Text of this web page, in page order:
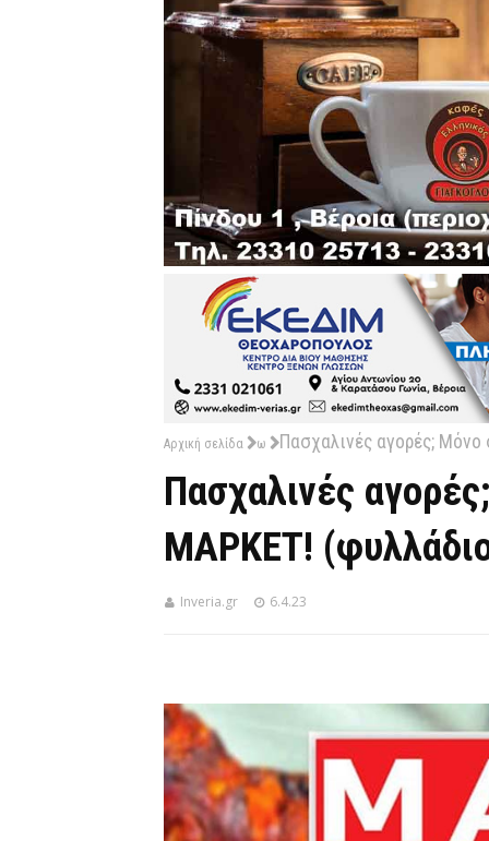
Αρχική σελίδα ω Πασχαλινές αγορές;
Πασχαλινές
ΜΑΡΚΕΤ!
Inveria.gr 6.4.23